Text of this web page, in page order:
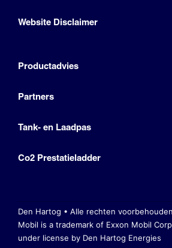
Website Disclaimer
Productadvies
Partners
Tank- en Laadpas
Co2 Prestatieladder
Den Hartog • Alle rechten
Mobil is a trademark of Exxon Mobil
under license by Den Hartog Energies